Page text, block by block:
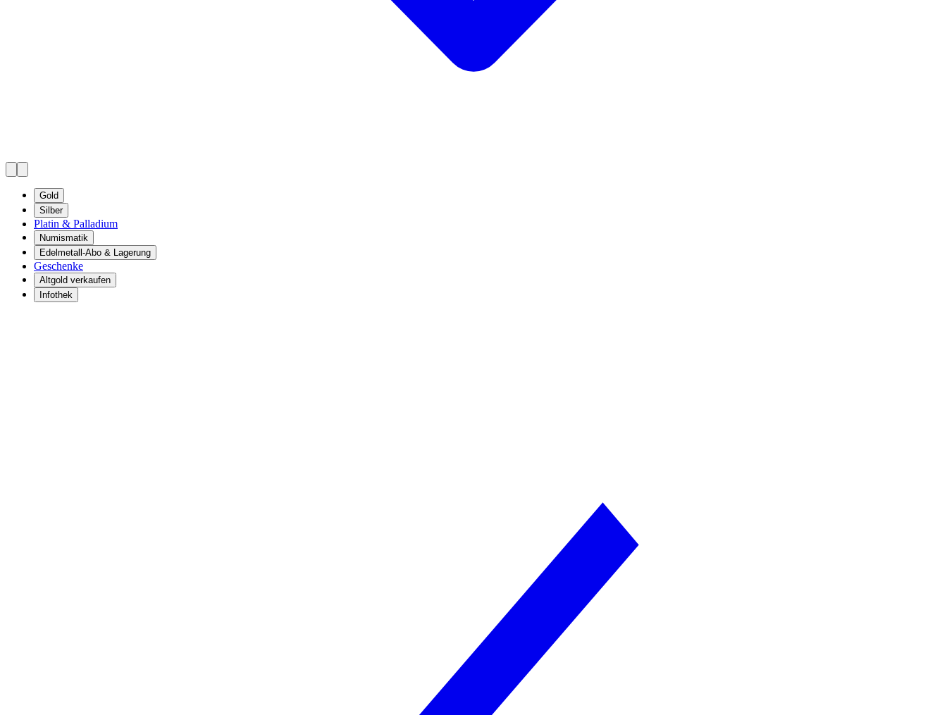
Gold
Silber
Platin & Palladium
Numismatik
Edelmetall-Abo & Lagerung
Geschenke
Altgold verkaufen
Infothek